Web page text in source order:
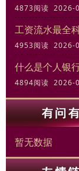
4873阅读 2026-
工资流水最全
4953阅读 2026-
什么是个人银
4894阅读 2026-
暂无数据